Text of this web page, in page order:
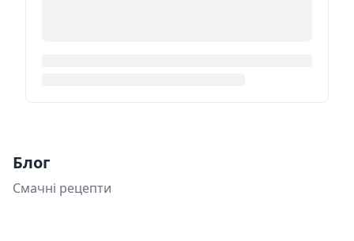
Блог
Смачні рецепти